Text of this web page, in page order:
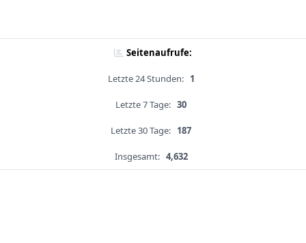
Seitenaufrufe:
Letzte 24 Stunden: 1
Letzte 7 Tage: 30
Letzte 30 Tage: 187
Insgesamt: 4,632